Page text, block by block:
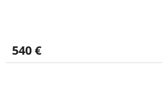
540 €